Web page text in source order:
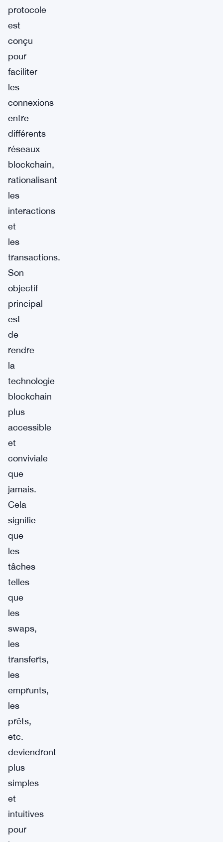
protocole
est
conçu
pour
faciliter
les
connexions
entre
différents
réseaux
blockchain,
rationalisant
les
interactions
et
les
transactions.
Son
objectif
principal
est
de
rendre
la
technologie
blockchain
plus
accessible
et
conviviale
que
jamais.
Cela
signifie
que
les
tâches
telles
que
les
swaps,
les
transferts,
les
emprunts,
les
prêts,
etc.
deviendront
plus
simples
et
intuitives
pour